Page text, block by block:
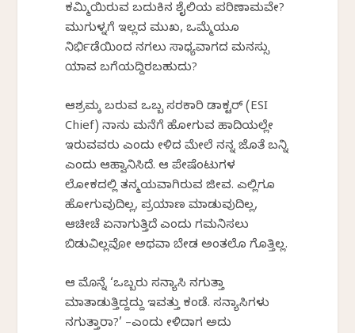
ಕಮ್ಮಿಯಿರುವ ಬದುಕಿನ ಶೈಲಿಯಪರಿಣಾಮವೇ?
ಮುಗುಳ್ನಗೆ ಇಲ್ಲದ ಮುಖ,ಒಮ್ಮೆಯೂ
ನಿರ್ಭಿಡೆಯಿಂದ ನಗಲುಸಾಧ್ಯವಾಗದ ಮನಸ್ಸು
ಯಾವಬಗೆಯದ್ದಿರಬಹುದು?
ಆಶ್ರಮಕ್ಕೆಬರುವ ಒಬ್ಬ ಸರಕಾರಿ ಡಾಕ್ಟರ್ (ESI
Chief)ನಾನು ಮನೆಗೆ ಹೋಗುವ ಹಾದಿಯಲ್ಲೇ
ಇರುವವರು ಎಂದು ಕೇಳಿದ ಮೇಲೆ ನನ್ನ ಜೊತೆ ಬನ್ನಿ
ಎಂದುಆಹ್ವಾನಿಸಿದೆ. ಆಕೆಪೇಷೆಂಟುಗಳ
ಲೋಕದಲ್ಲಿತನ್ಮಯವಾಗಿರುವ ಜೀವ. ಎಲ್ಲಿಗೂ
ಹೋಗುವುದಿಲ್ಲ, ಪ್ರಯಾಣ ಮಾಡುವುದಿಲ್ಲ,
ಆಚೀಚೆಏನಾಗುತ್ತಿದೆ ಎಂದುಗಮನಿಸಲು
ಬಿಡುವಿಲ್ಲವೋ ಅಥವಾ ಬೇಡಅಂತಲೊ ಗೊತ್ತಿಲ್ಲ.
ಆಕೆ ಮೊನ್ನೆ ‘ಒಬ್ಬರು ಸನ್ಯಾಸಿ ನಗುತ್ತಾ
ಮಾತಾಡುತ್ತಿದ್ದದ್ದುಇವತ್ತು ಕಂಡೆ.ಸನ್ಯಾಸಿಗಳು
ನಗುತ್ತಾರಾ?’ –ಎಂದು ಕೇಳಿದಾಗ ಅದು